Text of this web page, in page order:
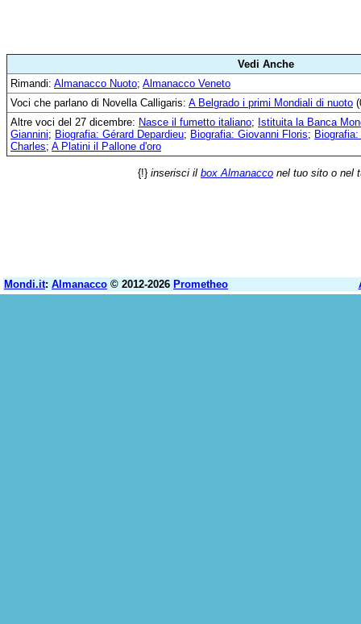
Vedi Anche
Rimandi: Almanacco Nuoto; Almanacco Veneto
Voci che parlano di Novella Calligaris: A Belgrado i primi Mondiali di nuoto
Altre voci del 27 dicembre: Nasce il fumetto italiano; Istituita la Banca
Giannini; Biografia: Gérard Depardieu; Biografia: Giovanni Floris;
Charles; A Platini il Pallone d'oro
{!} inserisci il box Almanacco nel tuo sito o nel
Mondi.it: Almanacco © 2012-2026 Prometheo